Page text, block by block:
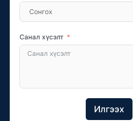
Санал хүсэлт
Илгээх